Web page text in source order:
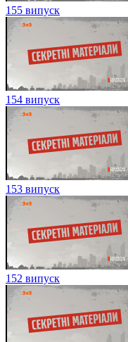
155 випуск
154 випуск
153 випуск
152 випуск